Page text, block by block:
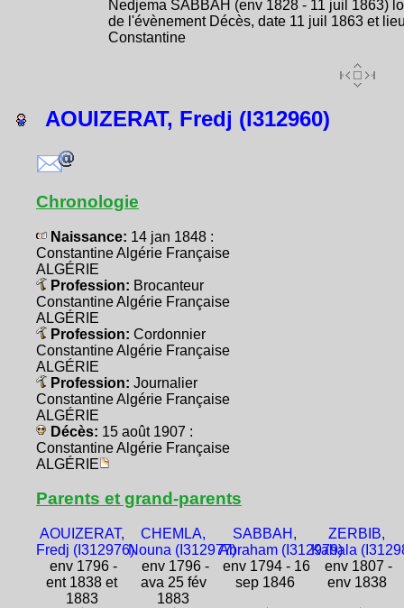
Nedjema SABBAH (env 1828 - 11 juil 1863)
de l'évènement Décès, date 11 juil 1863 et
Constantine
AOUIZERAT, Fredj (I312960)
Chronologie
Naissance: 14 jan 1848 :
Constantine Algérie Française
ALGÉRIE
Profession: Brocanteur
Constantine Algérie Française
ALGÉRIE
Profession: Cordonnier
Constantine Algérie Française
ALGÉRIE
Profession: Journalier
Constantine Algérie Française
ALGÉRIE
Décès: 15 août 1907 :
Constantine Algérie Française
ALGÉRIE
Parents et grand-parents
AOUIZERAT,
Fredj (I312976)
env 1796 -
ent 1838 et
1883
CHEMLA,
Nouna (I312977)
env 1796 -
ava 25 fév
1883
SABBAH,
Abraham (I312979)
env 1794 - 16
sep 1846
ZERBIB,
Kahala
env 1807 -
env 1838